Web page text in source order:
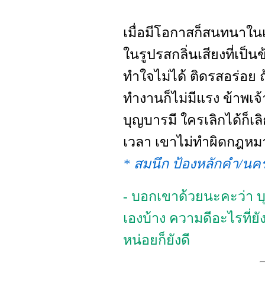
เมื่อมีโอกาสก็สนทนาใน
ในรูปรสกลิ่นเสียงที่เป็
ทำใจไม่ได้ ติดรสอร่อย
ทำงานก็ไม่มีแรง ข้าพเ
บุญบารมี ใครเลิกได้ก็เลิ
เวลา เขาไม่ทำผิดกฎห
* สมนึก ป้องหลักคำ/น
- บอกเขาด้วยนะคะว่า
เองบ้าง ความดีอะไรที่
หน่อยก็ยังดี